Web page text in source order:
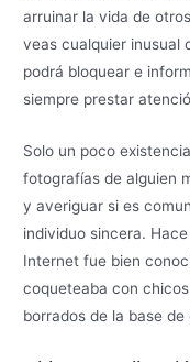
arruinar la vida de
veas cualquier inusual
podrá bloquear e
siempre prestar
Solo un poco
fotografías de alguien
y averiguar si es
individuo sincera.
Internet fue bien
coqueteaba con
borrados de la base de